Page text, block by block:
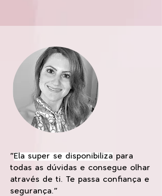
“Ela super se disponibiliza para
todas as dúvidas e consegue olhar
através de ti. Te passa confiança e
segurança.”